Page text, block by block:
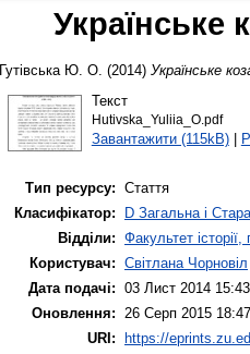
Українське
Гутівська Ю. О. (2014) Українське
Текст
Hutivska_Yuliia_O.pdf
Завантажити (115kB)|
Тип ресурсу: Стаття
Класифікатор:
D Загальна і
Відділи: Факультет
Користувач: Світлана Чорновіл
Дата подачі: 03 Лист 2014 15:43
Оновлення: 26 Серп 2015 18:47
URI:
https://